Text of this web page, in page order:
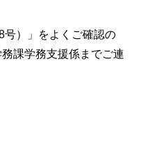
号）」をよくご確認の
課学務支援係までご連